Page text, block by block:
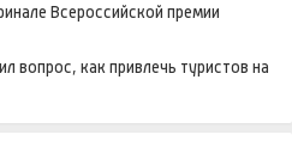
Всероссийской премии
вопрос, как привлечь туристов на